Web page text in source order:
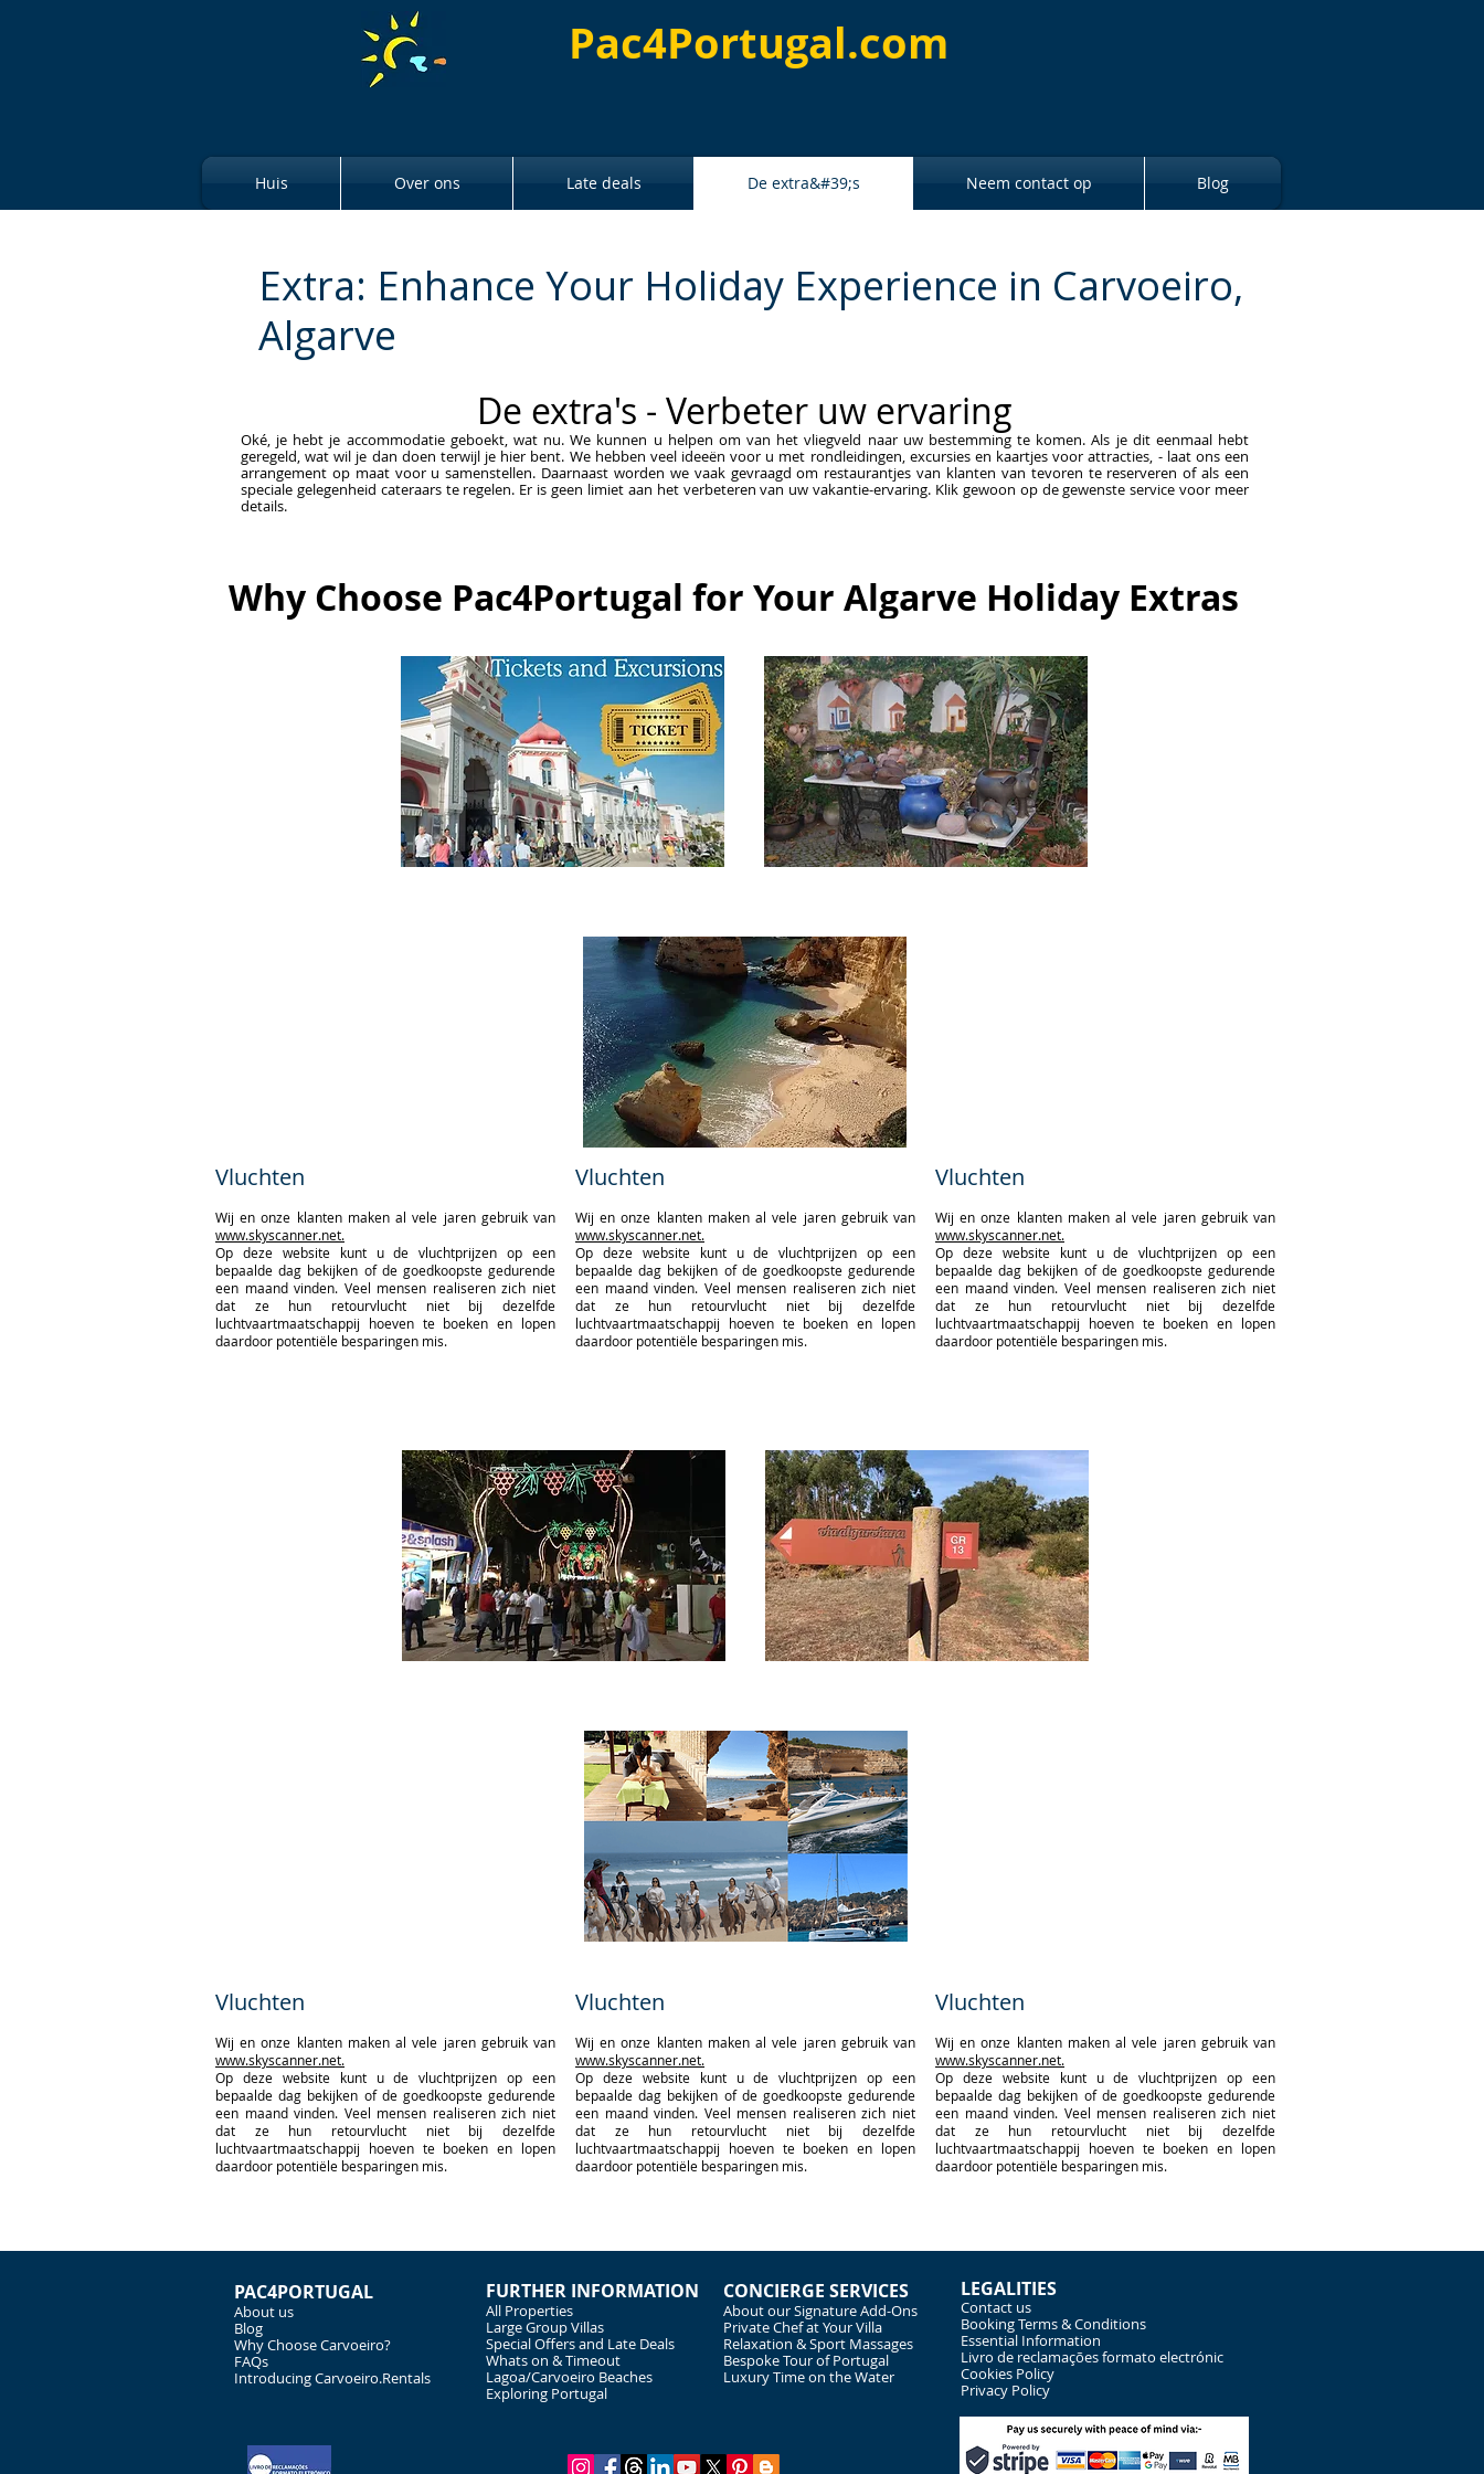
Pac4Portugal.com
Huis Over ons Late deals De extra&#39;s Neem contact op Blog
Extra: Enhance Your Holiday Experience in Carvoeiro,
Algarve
De extra's - Verbeter uw ervaring
Oké, je hebt je accommodatie geboekt, wat nu. We kunnen u helpen om van het vliegveld naar uw bestemming te komen. Als je dit eenmaal hebt
geregeld, wat wil je dan doen terwijl je hier bent. We hebben veel ideeën voor u met rondleidingen, excursies en kaartjes voor attracties, - laat ons een
arrangement op maat voor u samenstellen. Daarnaast worden we vaak gevraagd om restaurantjes van klanten van tevoren te reserveren of als een
speciale gelegenheid cateraars te regelen. Er is geen limiet aan het verbeteren van uw vakantie-ervaring. Klik gewoon op de gewenste service voor meer
details.
Why Choose Pac4Portugal for Your Algarve Holiday Extras
Vluchten
Wij en onze klanten maken al vele jaren gebruik van
www.skyscanner.net.
Op deze website kunt u de vluchtprijzen op een
bepaalde dag bekijken of de goedkoopste gedurende
een maand vinden. Veel mensen realiseren zich niet
dat ze hun retourvlucht niet bij dezelfde
luchtvaartmaatschappij hoeven te boeken en lopen
daardoor potentiële besparingen mis.
Vluchten
Wij en onze klanten maken al vele jaren gebruik van
www.skyscanner.net.
Op deze website kunt u de vluchtprijzen op een
bepaalde dag bekijken of de goedkoopste gedurende
een maand vinden. Veel mensen realiseren zich niet
dat ze hun retourvlucht niet bij dezelfde
luchtvaartmaatschappij hoeven te boeken en lopen
daardoor potentiële besparingen mis.
Vluchten
Wij en onze klanten maken al vele jaren gebruik van
www.skyscanner.net.
Op deze website kunt u de vluchtprijzen op een
bepaalde dag bekijken of de goedkoopste gedurende
een maand vinden. Veel mensen realiseren zich niet
dat ze hun retourvlucht niet bij dezelfde
luchtvaartmaatschappij hoeven te boeken en lopen
daardoor potentiële besparingen mis.
Vluchten
Wij en onze klanten maken al vele jaren gebruik van
www.skyscanner.net.
Op deze website kunt u de vluchtprijzen op een
bepaalde dag bekijken of de goedkoopste gedurende
een maand vinden. Veel mensen realiseren zich niet
dat ze hun retourvlucht niet bij dezelfde
luchtvaartmaatschappij hoeven te boeken en lopen
daardoor potentiële besparingen mis.
Vluchten
Wij en onze klanten maken al vele jaren gebruik van
www.skyscanner.net.
Op deze website kunt u de vluchtprijzen op een
bepaalde dag bekijken of de goedkoopste gedurende
een maand vinden. Veel mensen realiseren zich niet
dat ze hun retourvlucht niet bij dezelfde
luchtvaartmaatschappij hoeven te boeken en lopen
daardoor potentiële besparingen mis.
Vluchten
Wij en onze klanten maken al vele jaren gebruik van
www.skyscanner.net.
Op deze website kunt u de vluchtprijzen op een
bepaalde dag bekijken of de goedkoopste gedurende
een maand vinden. Veel mensen realiseren zich niet
dat ze hun retourvlucht niet bij dezelfde
luchtvaartmaatschappij hoeven te boeken en lopen
daardoor potentiële besparingen mis.
PAC4PORTUGAL
About us
Blog
Why Choose Carvoeiro?
FAQs
Introducing Carvoeiro.Rentals
FURTHER INFORMATION
All Properties
Large Group Villas
Special Offers and Late Deals
Whats on & Timeout
Lagoa/Carvoeiro Beaches
Exploring Portugal
CONCIERGE SERVICES
About our Signature Add-Ons
Private Chef at Your Villa
Relaxation & Sport Massages
Bespoke Tour of Portugal
Luxury Time on the Water
LEGALITIES
Contact us
Booking Terms & Conditions
Essential Information
Livro de reclamações formato electrónic
Cookies Policy
Privacy Policy